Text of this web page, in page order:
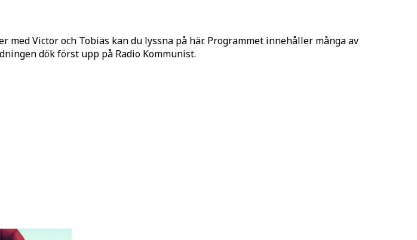
Victor och Tobias kan du lyssna på här. Programmet innehåller många av
dök först upp på Radio Kommunist.